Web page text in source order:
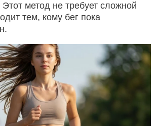
метод не требует сложной
тем, кому бег пока